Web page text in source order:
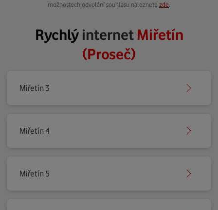
možnostech odvolání souhlasu naleznete zde
Rychlýinternet Miřetín
(Proseč)
Miřetín 3
Miřetín 4
Miřetín 5